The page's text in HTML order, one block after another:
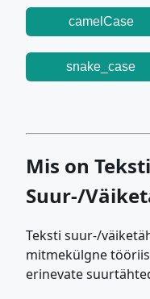
camelCase
snake_case
Mis on Teksti
Suur-/
Teksti suur-/
mitmekülgne
erinevate